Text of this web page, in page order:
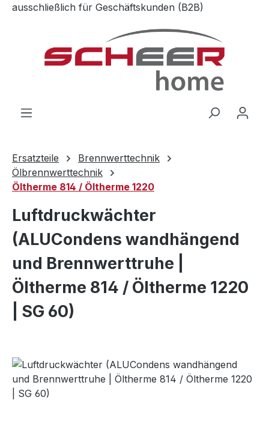
Zum Hauptinhalt springen
ausschließlich für Geschäftskunden (B2B)
Ersatzteile
Brennwerttechnik
Ölbrennwerttechnik
Öltherme 814 / Öltherme 1220
Luftdruckwächter
(ALUCondens wandhängend
und Brennwerttruhe |
Öltherme 814 / Öltherme 1220
| SG 60)
Bildergalerie überspringen